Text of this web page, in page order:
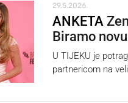
29.5.2026.
ANKETA
Biramo
U TIJEKU je
partnericom na